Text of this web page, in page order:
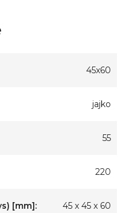
45x60
jajko
55
220
[mm]: 45 x 45 x 60